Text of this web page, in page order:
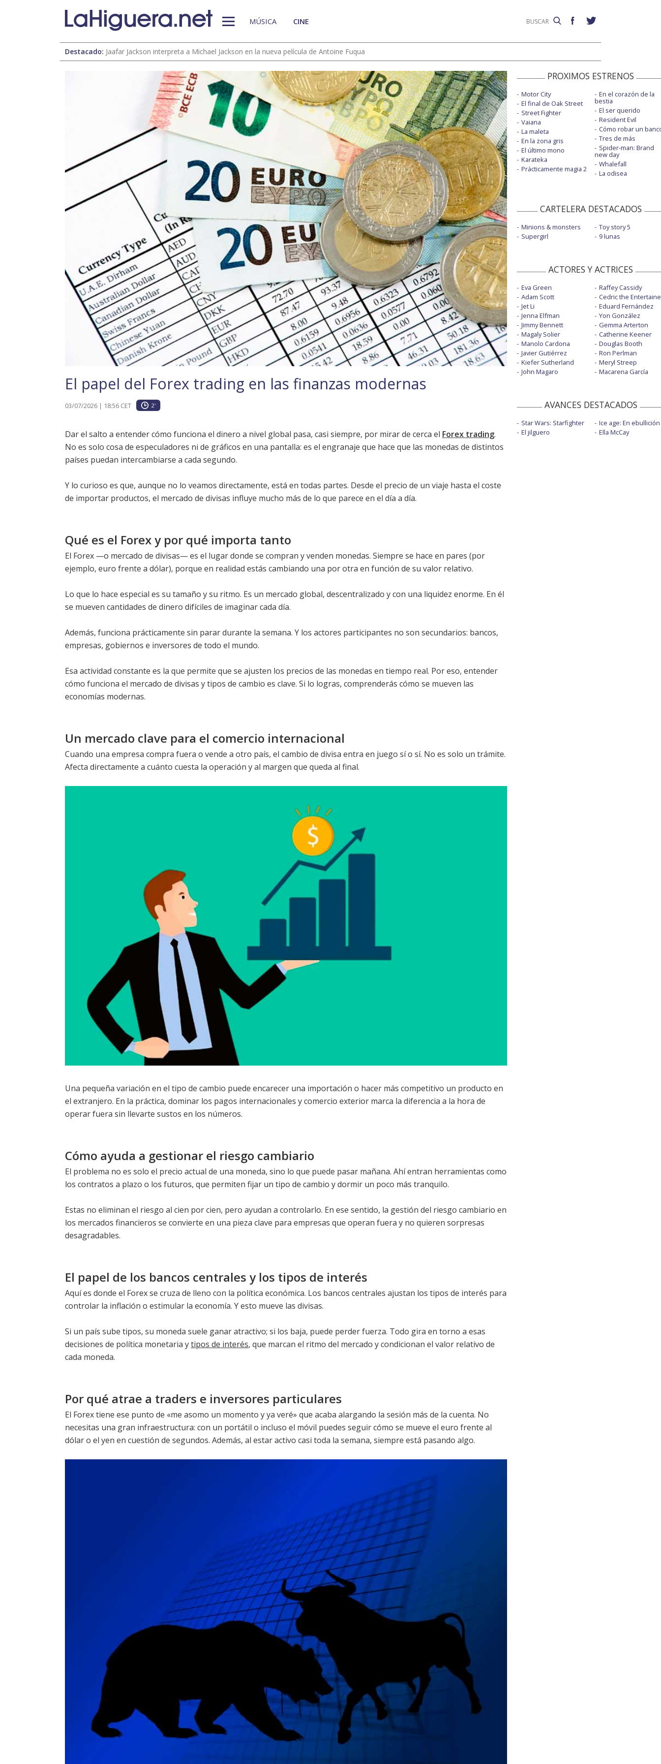
MÚSICA CINE
Destacado: Jaafar Jackson interpreta a Michael Jackson en la nueva película de Antoine Fuqua
El papel del Forex trading en las finanzas modernas
03/07/2026 | 18:56 CET 2'
Dar el salto a entender cómo funciona el dinero a nivel global pasa, casi siempre, por mirar de cerca el Forex trading.
No es solo cosa de especuladores ni de gráficos en una pantalla: es el engranaje que hace que las monedas de distintos
países puedan intercambiarse a cada segundo.
Y lo curioso es que, aunque no lo veamos directamente, está en todas partes. Desde el precio de un viaje hasta el coste
de importar productos, el mercado de divisas influye mucho más de lo que parece en el día a día.
Qué es el Forex y por qué importa tanto
El Forex —o mercado de divisas— es el lugar donde se compran y venden monedas. Siempre se hace en pares (por
ejemplo, euro frente a dólar), porque en realidad estás cambiando una por otra en función de su valor relativo.
Lo que lo hace especial es su tamaño y su ritmo. Es un mercado global, descentralizado y con una liquidez enorme. En él
se mueven cantidades de dinero difíciles de imaginar cada día.
Además, funciona prácticamente sin parar durante la semana. Y los actores participantes no son secundarios: bancos,
empresas, gobiernos e inversores de todo el mundo.
Esa actividad constante es la que permite que se ajusten los precios de las monedas en tiempo real. Por eso, entender
cómo funciona el mercado de divisas y tipos de cambio es clave. Si lo logras, comprenderás cómo se mueven las
economías modernas.
Un mercado clave para el comercio internacional
Cuando una empresa compra fuera o vende a otro país, el cambio de divisa entra en juego sí o sí. No es solo un trámite.
Afecta directamente a cuánto cuesta la operación y al margen que queda al final.
Una pequeña variación en el tipo de cambio puede encarecer una importación o hacer más competitivo un producto en
el extranjero. En la práctica, dominar los pagos internacionales y comercio exterior marca la diferencia a la hora de
operar fuera sin llevarte sustos en los números.
Cómo ayuda a gestionar el riesgo cambiario
El problema no es solo el precio actual de una moneda, sino lo que puede pasar mañana. Ahí entran herramientas como
los contratos a plazo o los futuros, que permiten fijar un tipo de cambio y dormir un poco más tranquilo.
Estas no eliminan el riesgo al cien por cien, pero ayudan a controlarlo. En ese sentido, la gestión del riesgo cambiario en
los mercados financieros se convierte en una pieza clave para empresas que operan fuera y no quieren sorpresas
desagradables.
El papel de los bancos centrales y los tipos de interés
Aquí es donde el Forex se cruza de lleno con la política económica. Los bancos centrales ajustan los tipos de interés para
controlar la inflación o estimular la economía. Y esto mueve las divisas.
Si un país sube tipos, su moneda suele ganar atractivo; si los baja, puede perder fuerza. Todo gira en torno a esas
decisiones de política monetaria ytipos de interés, que marcan el ritmo del mercado y condicionan el valor relativo de
cada moneda.
Por qué atrae a traders e inversores particulares
El Forex tiene ese punto de «me asomo un momento y ya veré» que acaba alargando la sesión más de la cuenta. No
necesitas una gran infraestructura: con un portátil o incluso el móvil puedes seguir cómo se mueve el euro frente al
dólar o el yen en cuestión de segundos. Además, al estar activo casi toda la semana, siempre está pasando algo.
PROXIMOS ESTRENOS
Motor City
El final de Oak Street
Street Fighter
Vaiana
La maleta
En la zona gris
El último mono
Karateka
Prácticamente magia 2
En el corazón de la
bestia
El ser querido
Resident Evil
Cómo robar un
Tres de más
Spider-man: Brand
new day
Whalefall
La odisea
CARTELERA DESTACADOS
Minions & monsters
Supergirl
Toy story 5
9 lunas
ACTORES Y ACTRICES
Eva Green
Adam Scott
Jet Li
Jenna Elfman
Jimmy Bennett
Magaly Solier
Manolo Cardona
Javier Gutiérrez
Kiefer Sutherland
John Magaro
Raffey Cassidy
Cedric the
Eduard Fernández
Yon González
Gemma Arterton
Catherine Keener
Douglas Booth
Ron Perlman
Meryl Streep
Macarena García
AVANCES DESTACADOS
Star Wars: Starfighter
El jilguero
Ice age: En ebullición
Ella McCay